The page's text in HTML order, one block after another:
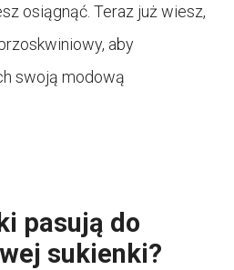
osiągnąć. Teraz już wiesz,
aby
swoją modową
pasują do
sukienki?